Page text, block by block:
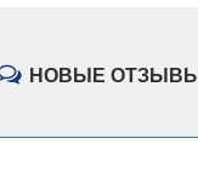
НОВЫЕ ОТЗЫВЫ